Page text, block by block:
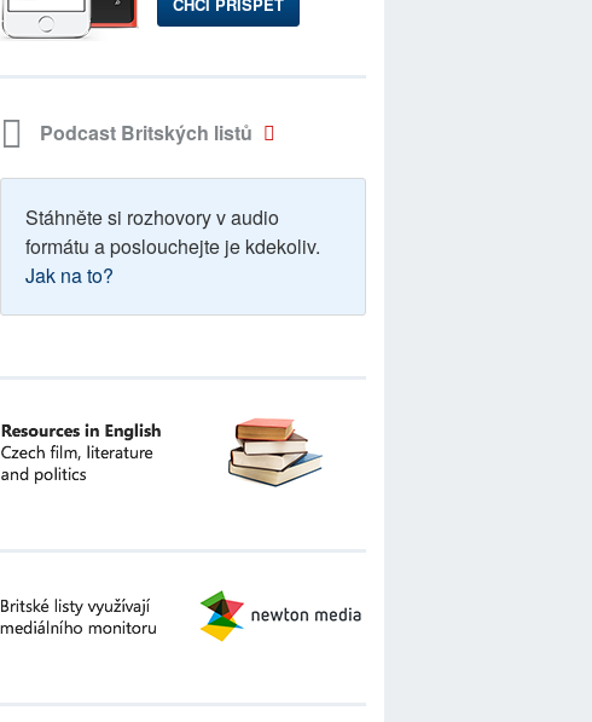
CHCI PŘISPĚT
Podcast Britských listů
Stáhněte si rozhovory v audio
formátu a poslouchejte je kdekoliv.
Jak na to?